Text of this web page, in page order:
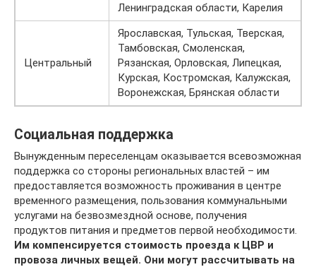
Ленинградская области, Карелия
Центральный
Ярославская, Тульская, Тверская,
Тамбовская, Смоленская,
Рязанская, Орловская, Липецкая,
Курская, Костромская, Калужская,
Воронежская, Брянская области
Социальная поддержка
Вынужденным переселенцам оказывается всевозможная
поддержка со стороны региональных властей – им
предоставляется возможность проживания в центре
временного размещения, пользования коммунальными
услугами на безвозмездной основе, получения
продуктов питания и предметов первой необходимости.
Им компенсируется стоимость проезда к ЦВР и
провоза личных вещей. Они могут рассчитывать на